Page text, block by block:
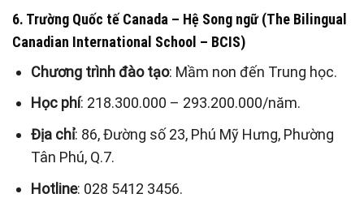
6. Trường Quốc tế Canada – Hệ Song ngữ (The Bilingual
Canadian International School – BCIS)
Chương trình đào tạo: Mầm non đến Trung học.
Học phí: 218.300.000 – 293.200.000/năm.
Địa chỉ: 86, Đường số 23, Phú Mỹ Hưng, Phường
Tân Phú, Q.7.
Hotline: 028 5412 3456.